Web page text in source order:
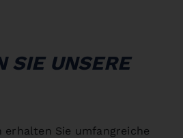
SIE UNSERE
erhalten Sie umfangreiche